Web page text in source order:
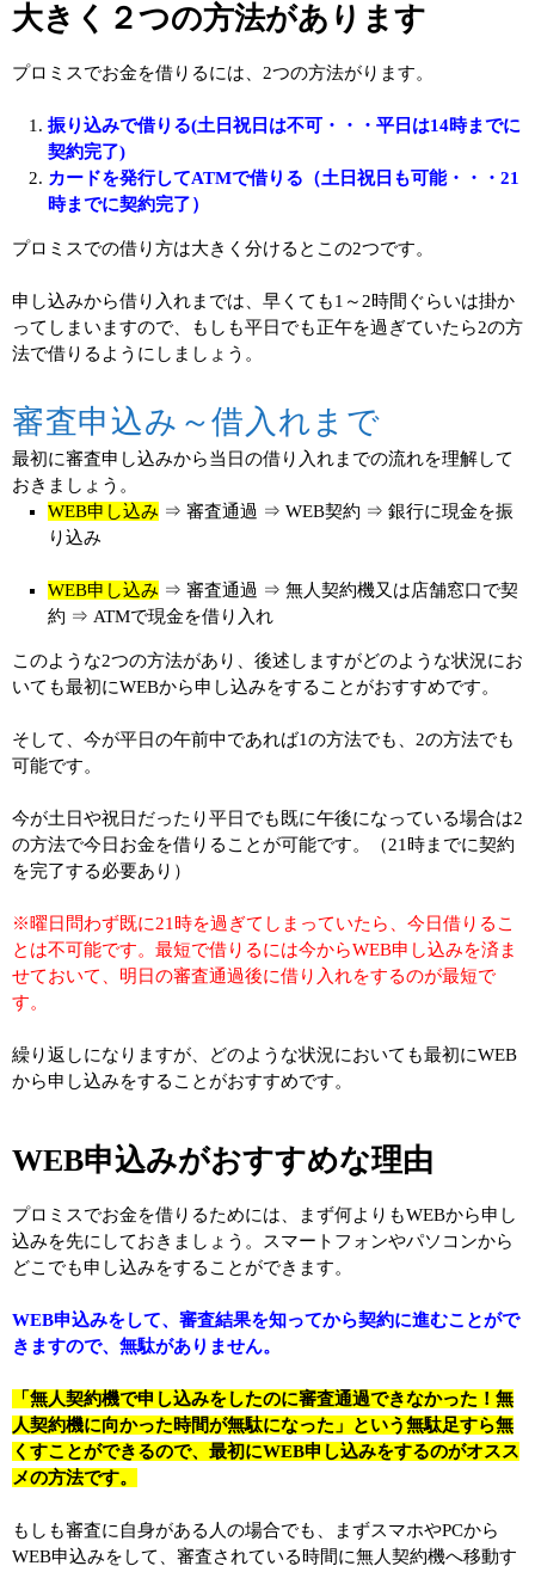
大きく２つの方法があります
プロミスでお金を借りるには、2つの方法がります。
振り込みで借りる(土日祝日は不可・・・平日は14時までに
契約完了)
カードを発行してATMで借りる（土日祝日も可能・・・21
時までに契約完了）
プロミスでの借り方は大きく分けるとこの2つです。
申し込みから借り入れまでは、早くても1～2時間ぐらいは掛か
ってしまいますので、もしも平日でも正午を過ぎていたら2の方
法で借りるようにしましょう。
審査申込み～借入れまで
最初に審査申し込みから当日の借り入れまでの流れを理解して
おきましょう。
WEB申し込み ⇒ 審査通過 ⇒ WEB契約 ⇒ 銀行に現金を振
り込み
WEB申し込み ⇒ 審査通過 ⇒ 無人契約機又は店舗窓口で契
約 ⇒ ATMで現金を借り入れ
このような2つの方法があり、後述しますがどのような状況にお
いても最初にWEBから申し込みをすることがおすすめです。
そして、今が平日の午前中であれば1の方法でも、2の方法でも
可能です。
今が土日や祝日だったり平日でも既に午後になっている場合は2
の方法で今日お金を借りることが可能です。（21時までに契約
を完了する必要あり）
※曜日問わず既に21時を過ぎてしまっていたら、今日借りるこ
とは不可能です。最短で借りるには今からWEB申し込みを済ま
せておいて、明日の審査通過後に借り入れをするのが最短で
す。
繰り返しになりますが、どのような状況においても最初にWEB
から申し込みをすることがおすすめです。
WEB申込みがおすすめな理由
プロミスでお金を借りるためには、まず何よりもWEBから申し
込みを先にしておきましょう。スマートフォンやパソコンから
どこでも申し込みをすることができます。
WEB申込みをして、審査結果を知ってから契約に進むことがで
きますので、無駄がありません。
「無人契約機で申し込みをしたのに審査通過できなかった！無
人契約機に向かった時間が無駄になった」という無駄足すら無
くすことができるので、最初にWEB申し込みをするのがオスス
メの方法です。
もしも審査に自身がある人の場合でも、まずスマホやPCから
WEB申込みをして、審査されている時間に無人契約機へ移動す